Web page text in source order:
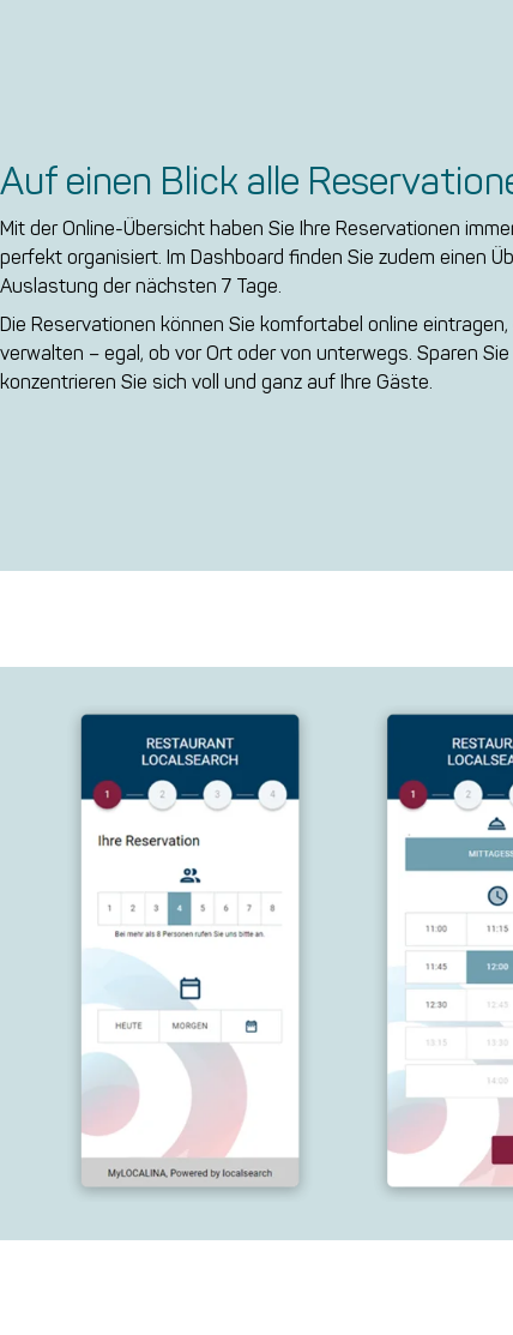
Auf einen Blick alle
Mit der Online-Übersicht haben Sie Ihre Reservationen
perfekt organisiert. Im Dashboard finden Sie zudem einen
Auslastung der nächsten 7 Tage.
Die Reservationen können Sie komfortabel online
verwalten – egal, ob vor Ort oder von unterwegs. Sparen
konzentrieren Sie sich voll und ganz auf Ihre Gäste.